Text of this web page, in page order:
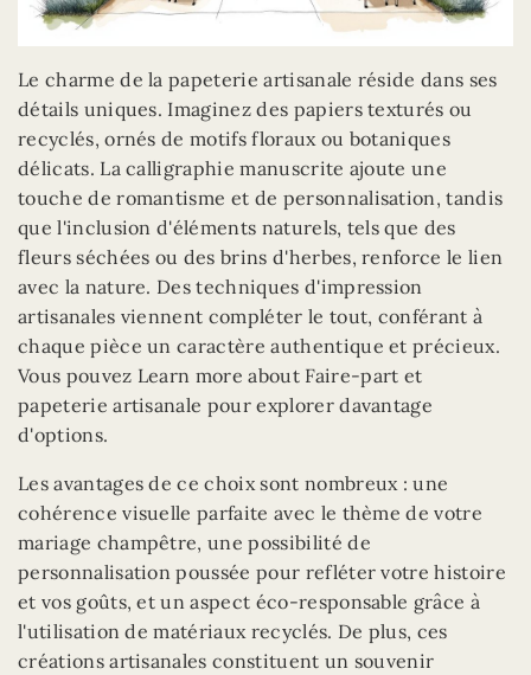
Le charme de la papeterie artisanale réside dans ses
détails uniques. Imaginez des papiers texturés ou
recyclés, ornés de motifs floraux ou botaniques
délicats. La calligraphie manuscrite ajoute une
touche de romantisme et de personnalisation, tandis
que l'inclusion d'éléments naturels, tels que des
fleurs séchées ou des brins d'herbes, renforce le lien
avec la nature. Des techniques d'impression
artisanales viennent compléter le tout, conférant à
chaque pièce un caractère authentique et précieux.
Vous pouvez Learn more about Faire-part et
papeterie artisanale pour explorer davantage
d'options.
Les avantages de ce choix sont nombreux : une
cohérence visuelle parfaite avec le thème de votre
mariage champêtre, une possibilité de
personnalisation poussée pour refléter votre histoire
et vos goûts, et un aspect éco-responsable grâce à
l'utilisation de matériaux recyclés. De plus, ces
créations artisanales constituent un souvenir